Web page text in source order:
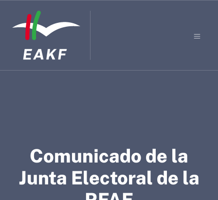
Comunicado de la
Junta Electoral de la